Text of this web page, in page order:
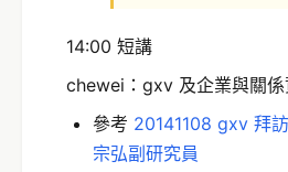
14:00 短講
chewei：gxv 及企業與關係
參考 20141108 gxv 拜
宗弘副研究員